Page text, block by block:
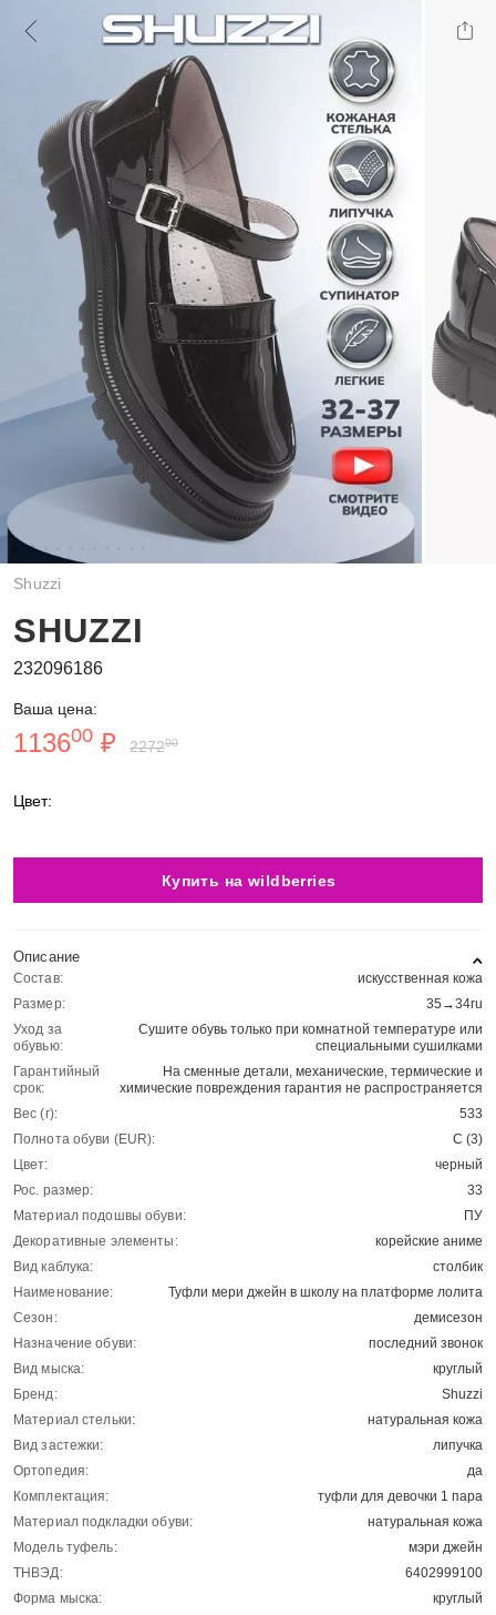
Shuzzi
SHUZZI
232096186
Ваша цена:
113600 ₽ 227200
Цвет:
Купить на wildberries
Описание
Состав:
искусственная кожа
Размер:
35→34ru
Уход за
обувью:
Сушите обувь только при комнатной температуре или
специальными сушилками
Гарантийный
срок:
На сменные детали, механические, термические и
химические повреждения гарантия не распространяется
Вес (г):
533
Полнота обуви (EUR):
С (3)
Цвет:
черный
Рос. размер:
33
Материал подошвы обуви:
ПУ
Декоративные элементы:
корейские аниме
Вид каблука:
столбик
Наименование:
Туфли мери джейн в школу на платформе лолита
Сезон:
демисезон
Назначение обуви:
последний звонок
Вид мыска:
круглый
Бренд:
Shuzzi
Материал стельки:
натуральная кожа
Вид застежки:
липучка
Ортопедия:
да
Комплектация:
туфли для девочки 1 пара
Материал подкладки обуви:
натуральная кожа
Модель туфель:
мэри джейн
ТНВЭД:
6402999100
Форма мыска:
круглый